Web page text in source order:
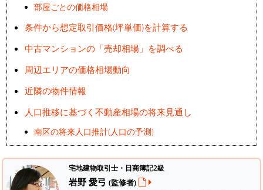
部屋ごとの価格相場
条件から想定取引価格(坪単価)を計算する
中古マンションの「売却相場」を調べる
周辺エリアの価格相場動向
近隣の物件情報
人口推移に基づく不動産相場の将来見通し
南区の将来人口推計(人口の予測)
宅地建物取引士・日商簿記2級
岩野 愛弓 (監修者)